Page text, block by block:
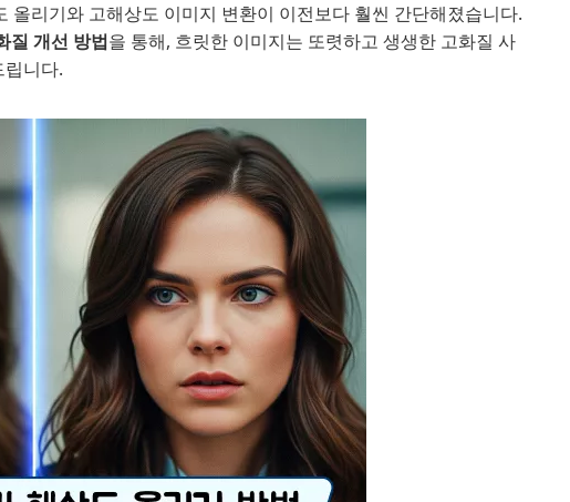
리기와 고해상도 이미지 변환이 이전보다 훨씬 간단해졌습니다.
질 개선 방법을 통해, 흐릿한 이미지는 또렷하고 생생한 고화질 사
니다.